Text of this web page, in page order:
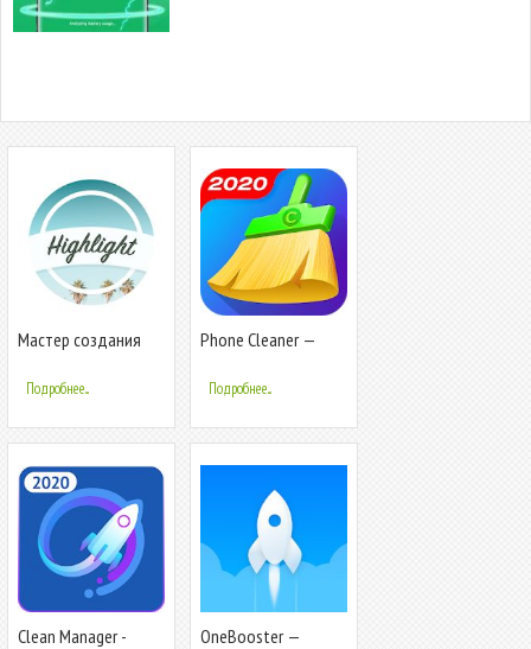
Мастер создания
Instagram -
StoryLight
Подробнее...
Phone Cleaner —
очистки кэша
Подробнее...
Clean Manager -
OneBooster —